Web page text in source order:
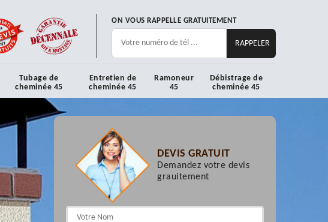
ON VOUS RAPPELLE GRATUITEMENT
Tubage de
cheminée 45
Entretien de
cheminée 45
Ramoneur
45
Débistrage de
cheminée 45
DEVIS GRATUIT
Demandez votre devis
grauitement